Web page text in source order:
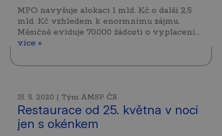
MPO navyšuje alokaci 1 mld. Kč o další 2,5
mld. Kč vzhledem k enormnímu zájmu.
Měsíčně eviduje 70.000 žádostí o vyplacení…
více »
15. 5. 2020 | Tým AMSP ČR
Restaurace od 25. května v noci
jen s okénkem